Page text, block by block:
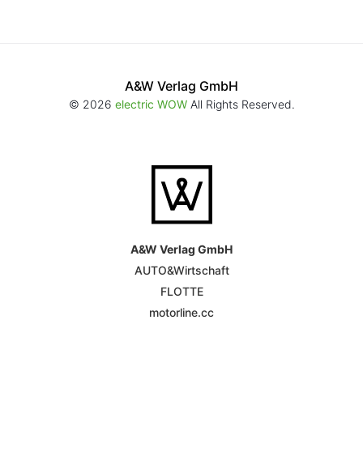
A&W Verlag GmbH
© 2026 electric WOWAll Rights Reserved.
A&W Verlag GmbH
AUTO&Wirtschaft
FLOTTE
motorline.cc